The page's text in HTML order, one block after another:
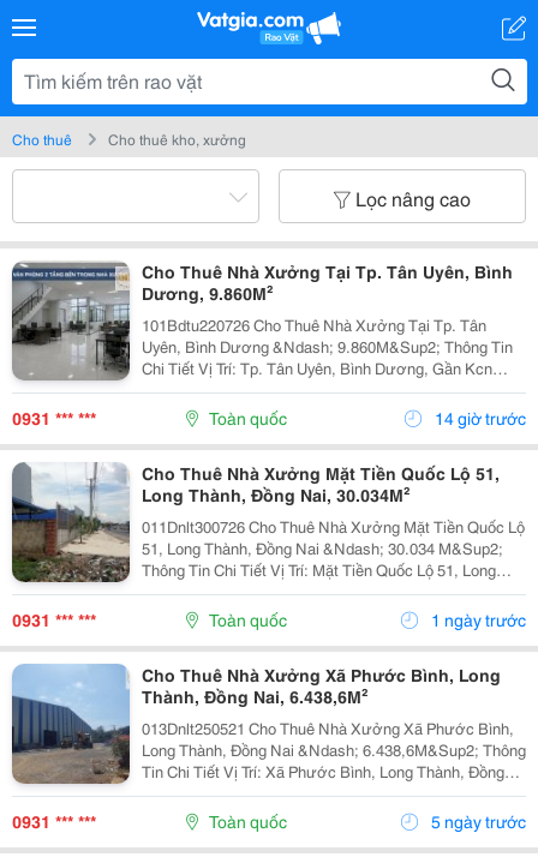
Cho thuê Cho thuê kho, xưởng
Lọc nâng cao
Cho Thuê Nhà Xưởng Tại Tp. Tân Uyên, Bình
Dương, 9.860M²
101Bdtu220726 Cho Thuê Nhà Xưởng Tại Tp. Tân
Uyên, Bình Dương &Ndash; 9.860M&Sup2; Thông Tin
Chi Tiết Vị Trí: Tp. Tân Uyên, Bình Dương, Gần Kcn
Nam Tân Uyên Mở Rộng. Tổng Diện Tích Khuôn Viên:
22.000M&Sup2; Diện Tích Sử Dụng Tổng Diện Tích
0931 *** *** Toàn quốc 14 giờ trước
Cho Thuê Nhà Xưởng Mặt Tiền Quốc Lộ 51,
Long Thành, Đồng Nai, 30.034M²
011Dnlt300726 Cho Thuê Nhà Xưởng Mặt Tiền Quốc Lộ
51, Long Thành, Đồng Nai &Ndash; 30.034 M&Sup2;
Thông Tin Chi Tiết Vị Trí: Mặt Tiền Quốc Lộ 51, Long
Thành, Đồng Nai. Tổng Diện Tích Khuôn Viên: Hơn
60.000M&Sup2; Diện Tích Sử Dụng Tổng Diện...
0931 *** *** Toàn quốc 1 ngày trước
Cho Thuê Nhà Xưởng Xã Phước Bình, Long
Thành, Đồng Nai, 6.438,6M²
013Dnlt250521 Cho Thuê Nhà Xưởng Xã Phước Bình,
Long Thành, Đồng Nai &Ndash; 6.438,6M&Sup2; Thông
Tin Chi Tiết Vị Trí: Xã Phước Bình, Long Thành, Đồng
Nai. Tổng Diện Tích Khuôn Viên: 14.219M&Sup2; Diện
Tích Sử Dụng Diện Tích Nhà Xưởng:...
0931 *** *** Toàn quốc 5 ngày trước